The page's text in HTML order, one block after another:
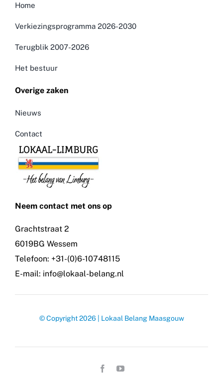
Home
Verkiezingsprogramma 2026-2030
Terugblik 2007-2026
Het bestuur
Overige zaken
Nieuws
Contact
Neem contact met ons op
Grachtstraat 2
6019BG Wessem
Telefoon: +31-(0)6-10748115
E-mail: info@lokaal-belang.nl
© Copyright 2026 | Lokaal Belang Maasgouw